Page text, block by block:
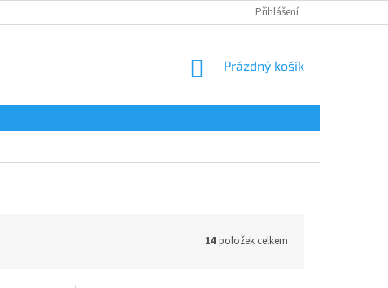
Přihlášení
NÁKUPNÍ
Prázdný košík
14položek celkem